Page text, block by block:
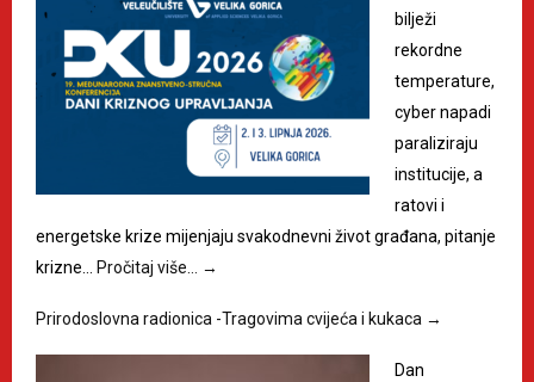
bilježi
rekordne
temperature,
cyber napadi
paraliziraju
institucije, a
ratovi i
energetske krize mijenjaju svakodnevni život građana, pitanje
krizne…
Pročitaj više… →
Prirodoslovna radionica -Tragovima cvijeća i kukaca →
Dan